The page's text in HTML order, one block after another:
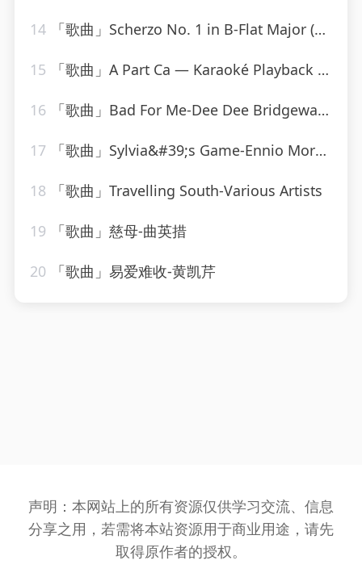
14 「歌曲」Scherzo No. 1 in B-Flat Major (Posthumous) D.593-Paul de Conne、Peter Phillips
15 「歌曲」A Part Ca — Karaoké Playback Instrumental — Rendu Célèbre Par Jacques Dutronc-Karaoke
16 「歌曲」Bad For Me-Dee Dee Bridgewater
17 「歌曲」Sylvia&#39;s Game-Ennio Morricone
18 「歌曲」Travelling South-Various Artists
19 「歌曲」慈母-曲英措
20 「歌曲」易爱难收-黄凯芹
声明：本网站上的所有资源仅供学习交流、信息
分享之用，若需将本站资源用于商业用途，请先
取得原作者的授权。